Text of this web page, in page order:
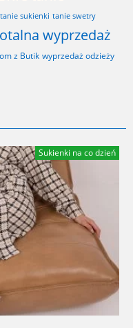
tanie sukienki tanie swetry
wyprzedaż
z Butik wyprzedaż odzieży
Sukienki na co dzień